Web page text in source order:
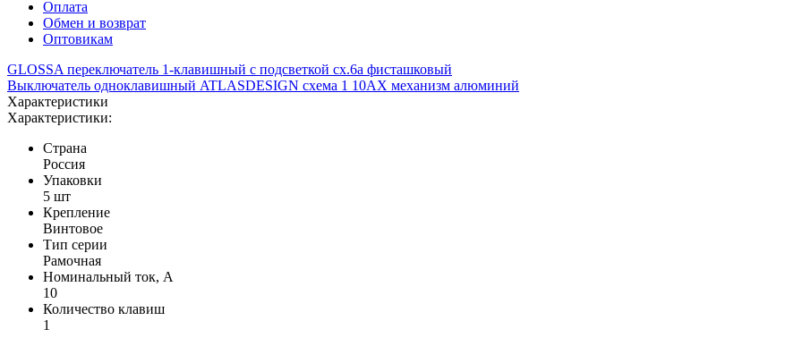
Оплата
Обмен и возврат
Оптовикам
GLOSSA переключатель 1-клавишный с подсветкой сх.6а фисташковый
Выключатель одноклавишный ATLASDESIGN схема 1 10АХ механизм алюминий
Характеристики
Характеристики:
Страна
Россия
Упаковки
5 шт
Крепление
Винтовое
Тип серии
Рамочная
Номинальный ток, А
10
Количество клавиш
1